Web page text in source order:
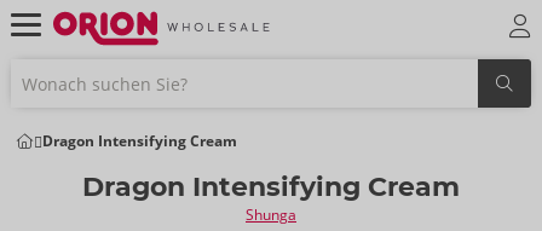
Dragon Intensifying Cream
Dragon Intensifying Cream
Shunga